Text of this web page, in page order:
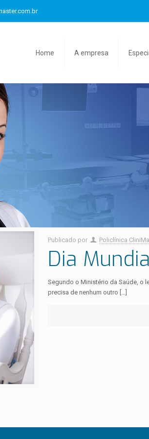
Home A empresa
Publicado por Policlínica
Dia
Segundo o Ministério da Saúde, o
precisa de nenhum outro […]